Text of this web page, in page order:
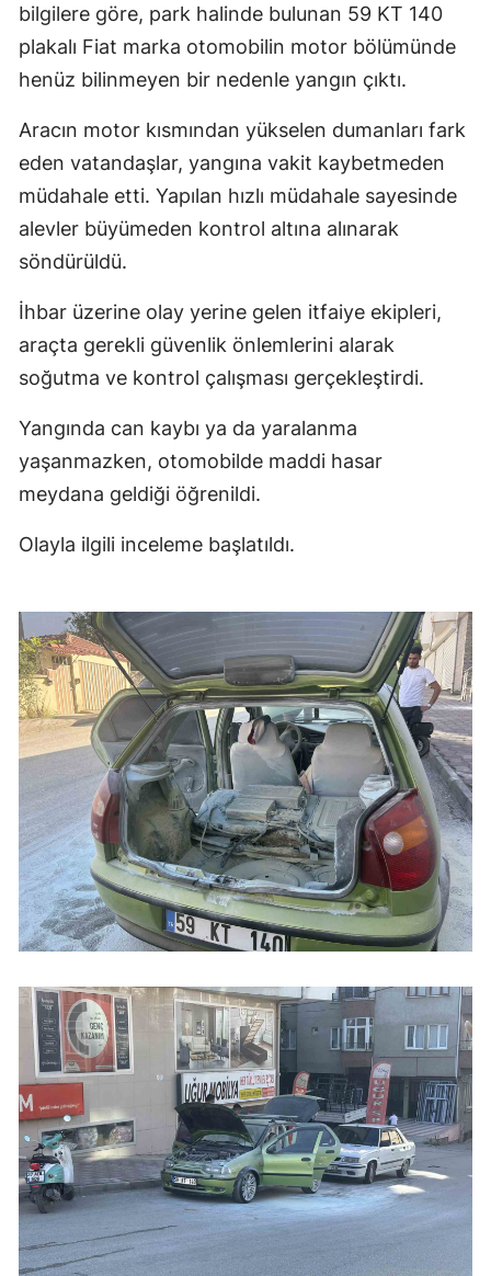
bilgilere göre, park halinde bulunan 59 KT 140
plakalı Fiat marka otomobilin motor bölümünde
henüz bilinmeyen bir nedenle yangın çıktı.
Aracın motor kısmından yükselen dumanları fark
eden vatandaşlar, yangına vakit kaybetmeden
müdahale etti. Yapılan hızlı müdahale sayesinde
alevler büyümeden kontrol altına alınarak
söndürüldü.
İhbar üzerine olay yerine gelen itfaiye ekipleri,
araçta gerekli güvenlik önlemlerini alarak
soğutma ve kontrol çalışması gerçekleştirdi.
Yangında can kaybı ya da yaralanma
yaşanmazken, otomobilde maddi hasar
meydana geldiği öğrenildi.
Olayla ilgili inceleme başlatıldı.